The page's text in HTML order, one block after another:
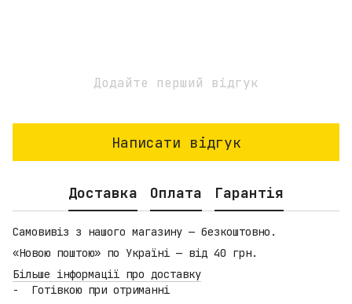
Додайте перший відгук
Написати відгук
Доставка Оплата Гарантія
Самовивіз з нашого магазину — безкоштовно.
«Новою поштою» по Україні — від 40 грн.
Більше інформації про доставку
Готівкою при отриманні